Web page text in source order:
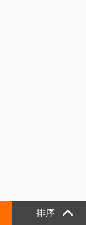
排序